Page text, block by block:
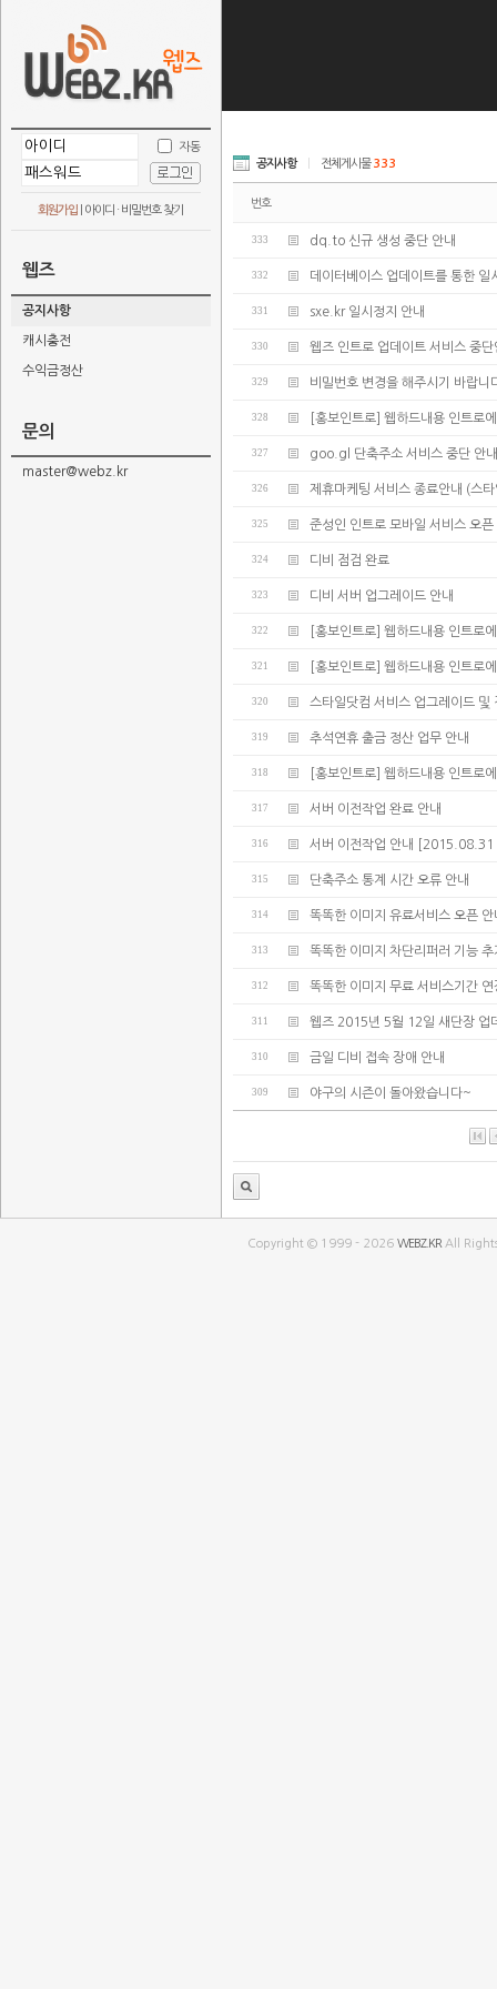
자동
회원가입 아이디 · 비밀번호 찾기
웹즈
공지사항
캐시충전
수익금정산
문의
master@webz.kr
공지사항 전체게시물333
번호
333 dq.to 신규 생성 중단 안내
332 데이터베이스 업데이트를 통한 일
331 sxe.kr 일시정지 안내
330 웹즈 인트로 업데이트 서비스 중단
329 비밀번호 변경을 해주시기 바랍니
328 [홍보인트로] 웹하드내용 인트로
327 goo.gl 단축주소 서비스 중단 안내
326 제휴마케팅 서비스 종료안내 (스
325 준성인 인트로 모바일 서비스 오픈
324 디비 점검 완료
323 디비 서버 업그레이드 안내
322 [홍보인트로] 웹하드내용 인트로
321 [홍보인트로] 웹하드내용 인트로
320 스타일닷컴 서비스 업그레이드 및
319 추석연휴 출금 정산 업무 안내
318 [홍보인트로] 웹하드내용 인트로
317 서버 이전작업 완료 안내
316 서버 이전작업 안내
315 단축주소 통계 시간 오류 안내
314 똑똑한 이미지 유료서비스 오픈 안
313 똑똑한 이미지 차단리퍼러 기능 추
312 똑똑한 이미지 무료 서비스기간 연
311 웹즈 2015년 5월 12일 새단장 업
310 금일 디비 접속 장애 안내
309 야구의 시즌이 돌아왔습니다~
Copyright © 1999 - 2026WEBZ.KR All